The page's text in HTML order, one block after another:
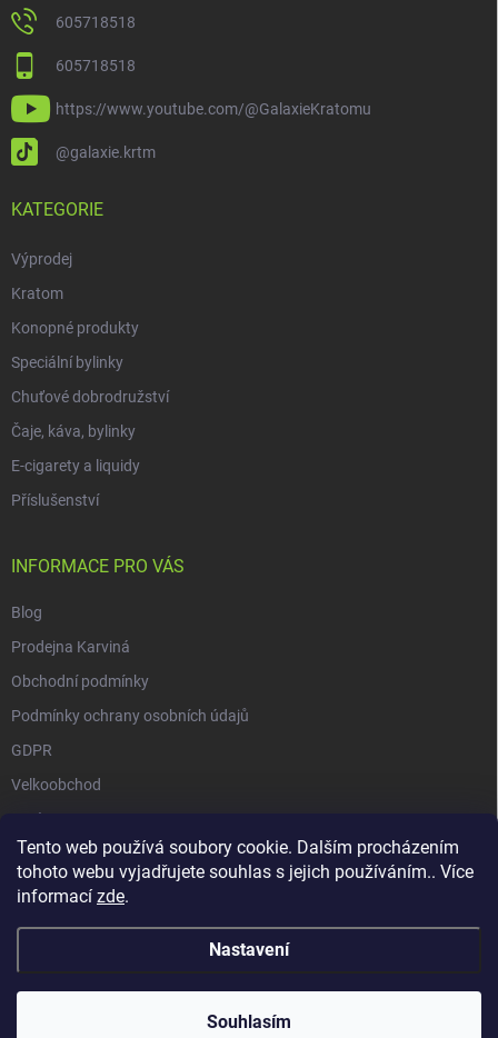
Tento web používá soubory cookie. Dalším procházením
tohoto webu vyjadřujete souhlas s jejich používáním.. Více
informací zde.
Nastavení
Souhlasím
605718518
605718518
https://www.youtube.com/@GalaxieKratomu
@galaxie.krtm
KATEGORIE
Výprodej
Kratom
Konopné produkty
Speciální bylinky
Chuťové dobrodružství
Čaje, káva, bylinky
E-cigarety a liquidy
Příslušenství
INFORMACE PRO VÁS
Blog
Prodejna Karviná
Obchodní podmínky
Podmínky ochrany osobních údajů
GDPR
Velkoobchod
O nás
Vrácení zásilky přes Zásilkovnu
Vytvořil Shoptet
Copyright 2026GALAXIE KRATOMU. Všechna práva vyhrazena.